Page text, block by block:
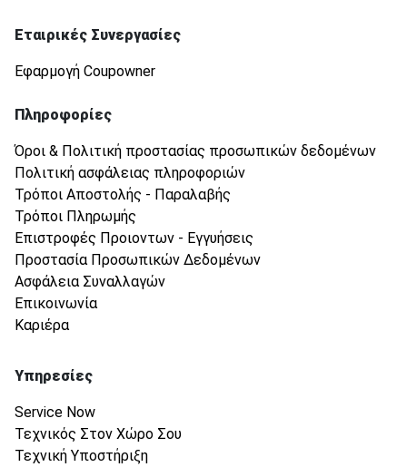
Εταιρικές Συνεργασίες
Εφαρμογή Coupowner
Πληροφορίες
Όροι & Πολιτική προστασίας προσωπικών δεδομένων
Πολιτική ασφάλειας πληροφοριών
Τρόποι Αποστολής - Παραλαβής
Τρόποι Πληρωμής
Επιστροφές Προιοντων - Εγγυήσεις
Προστασία Προσωπικών Δεδομένων
Ασφάλεια Συναλλαγών
Επικοινωνία
Καριέρα
Υπηρεσίες
Service Now
Τεχνικός Στον Χώρο Σου
Τεχνική Υποστήριξη